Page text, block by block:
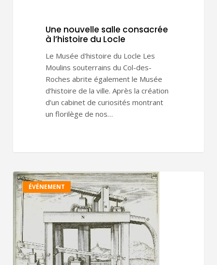
Une nouvelle salle consacrée
à l’histoire du Locle
Le Musée d'histoire du Locle Les
Moulins souterrains du Col-des-
Roches abrite également le Musée
d’histoire de la ville. Après la création
d’un cabinet de curiosités montrant
un florilège de nos…
ÉVÉNEMENT
Une
salle
consacrée
l’hydraulique